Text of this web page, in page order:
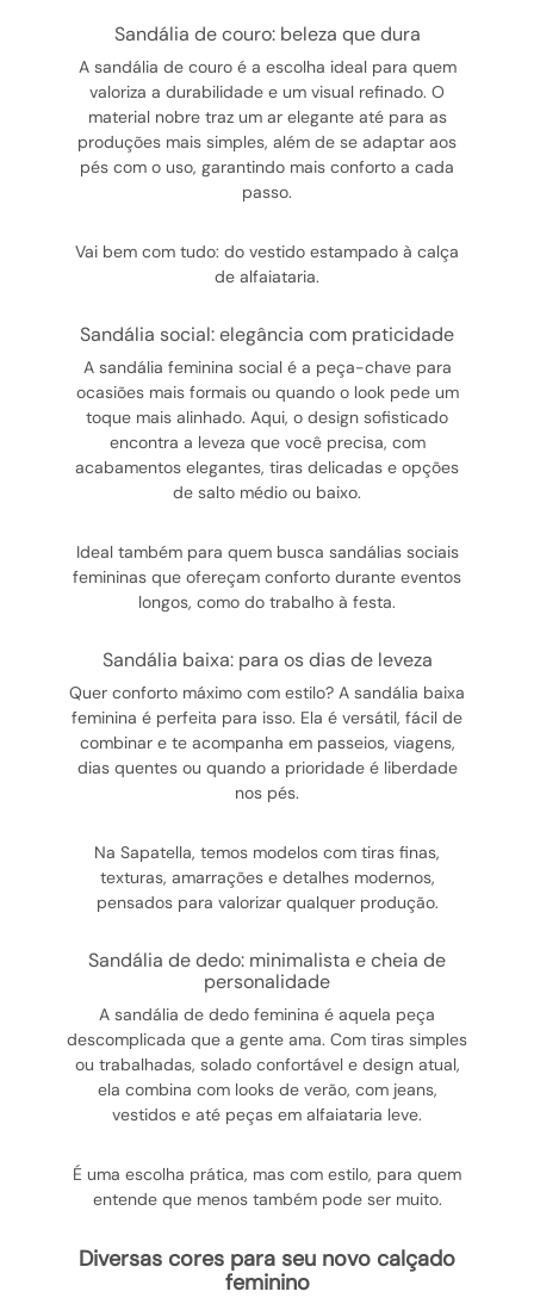
sandália de couro: beleza que dura
A sandália de couro é a escolha ideal para quem
valoriza a durabilidade e um visual refinado. O
material nobre traz um ar elegante até para as
produções mais simples, além de se adaptar aos
pés com o uso, garantindo mais conforto a cada
passo.
Vai bem com tudo: do vestido estampado à calça
de alfaiataria.
sandália social: elegância com praticidade
A sandália feminina social é a peça-chave para
ocasiões mais formais ou quando o look pede um
toque mais alinhado. Aqui, o design sofisticado
encontra a leveza que você precisa, com
acabamentos elegantes, tiras delicadas e opções
de salto médio ou baixo.
Ideal também para quem busca sandálias sociais
femininas que ofereçam conforto durante eventos
longos, como do trabalho à festa.
sandália baixa: para os dias de leveza
Quer conforto máximo com estilo? A sandália baixa
feminina é perfeita para isso. Ela é versátil, fácil de
combinar e te acompanha em passeios, viagens,
dias quentes ou quando a prioridade é liberdade
nos pés.
Na Sapatella, temos modelos com tiras finas,
texturas, amarrações e detalhes modernos,
pensados para valorizar qualquer produção.
sandália de dedo: minimalista e cheia de
personalidade
A sandália de dedo feminina é aquela peça
descomplicada que a gente ama. Com tiras simples
ou trabalhadas, solado confortável e design atual,
ela combina com looks de verão, com jeans,
vestidos e até peças em alfaiataria leve.
É uma escolha prática, mas com estilo, para quem
entende que menos também pode ser muito.
diversas cores para seu novo calçado
feminino